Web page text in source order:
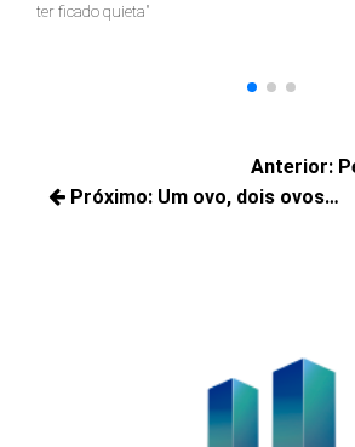
ter ficado quieta"
de
Anterior:
Próximo: Um ovo, dois ovos…